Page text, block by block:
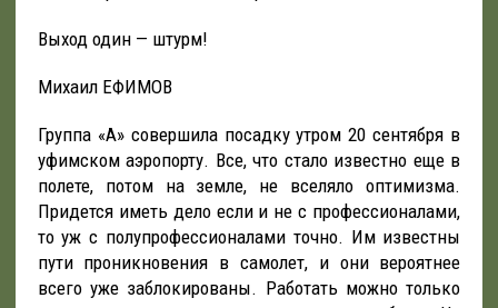
Выход один — штурм!
Михаил ЕФИМОВ
Группа «А» совершила посадку утром 20 сентября в
уфимском аэропорту. Все, что стало известно еще в
полете, потом на земле, не вселяло оптимизма.
Придется иметь дело если и не с профессионалами,
то уж с полупрофессионалами точно. Им известны
пути проникновения в самолет, и они вероятнее
всего уже заблокированы. Работать можно только